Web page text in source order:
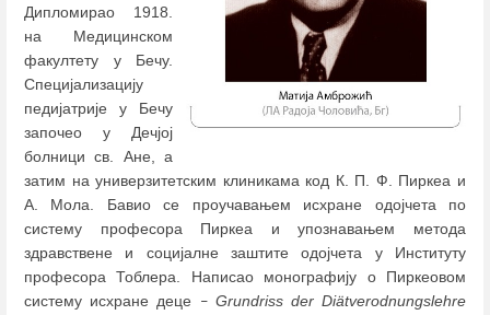
Дипломирао 1918.
на Медицинском
факултету у Бечу.
Специјализацију
педијатрије у Бечу
започео у Дечјој
болници св. Ане, а
затим на универзитетским клиникама код К. П. Ф. Пиркеа и
А. Мола. Бавио се проучавањем исхране одојчета по
систему професора Пиркеа и упознавањем метода
здравствене и социјалне заштите одојчета у Институту
професора Тоблера. Написао монографију о Пиркеовом
систему исхране деце
– Grundriss der Diätverodnungslehre